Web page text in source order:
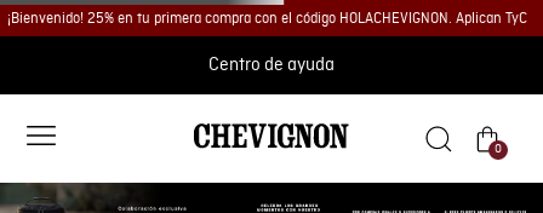
¡Bienvenido! 25% en tu primera compra con el código HOLACHEVIGNON. Aplican TyC
Centro de ayuda
0